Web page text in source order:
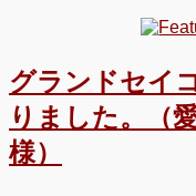
グランドセイ
りました。（
様）